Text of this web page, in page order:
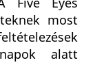
Five Eyes
most
alatt